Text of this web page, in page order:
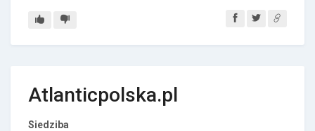
Atlanticpolska.pl
Siedziba